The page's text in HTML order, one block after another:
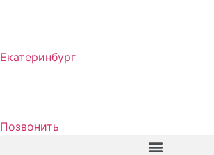
Екатеринбург
Позвонить